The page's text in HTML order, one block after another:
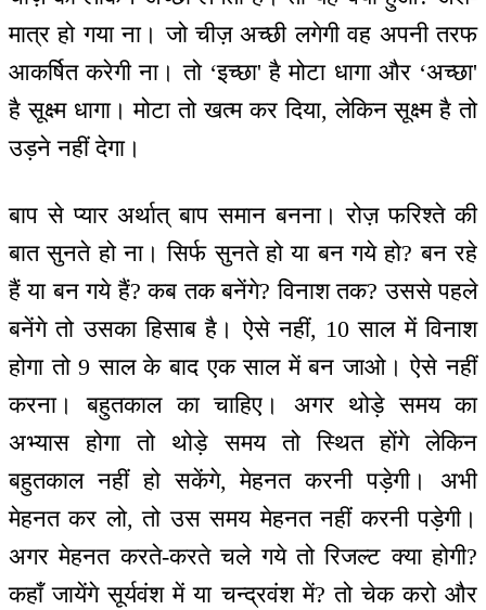
मात्र हो गया ना। जो चीज़ अच्छी लगेगी वह अपनी तरफ
आकर्षित करेगी ना। तो ‘इच्छा' है मोटा धागा और ‘अच्छा'
है सूक्ष्म धागा। मोटा तो खत्म कर दिया, लेकिन सूक्ष्म है तो
उड़ने नहीं देगा।
बाप से प्यार अर्थात् बाप समान बनना। रोज़ फरिश्ते की
बात सुनते हो ना। सिर्फ सुनते हो या बन गये हो? बन रहे
हैं या बन गये हैं? कब तक बनेंगे? विनाश तक? उससे पहले
बनेंगे तो उसका हिसाब है। ऐसे नहीं, 10 साल में विनाश
होगा तो 9 साल के बाद एक साल में बन जाओ। ऐसे नहीं
करना। बहुतकाल का चाहिए। अगर थोड़े समय का
अभ्यास होगा तो थोड़े समय तो स्थित होंगे लेकिन
बहुतकाल नहीं हो सकेंगे, मेहनत करनी पड़ेगी। अभी
मेहनत कर लो, तो उस समय मेहनत नहीं करनी पड़ेगी।
अगर मेहनत करते-करते चले गये तो रिजल्ट क्या होगी?
कहाँ जायेंगे सूर्यवंश में या चन्द्रवंश में? तो चेक करो और